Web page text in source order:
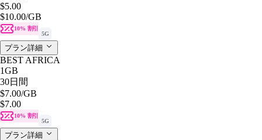
$5.00
$10.00/GB
10% 割引
5G
プラン詳細
BEST AFRICA
1GB
30日間
$7.00/GB
$7.00
10% 割引
5G
プラン詳細